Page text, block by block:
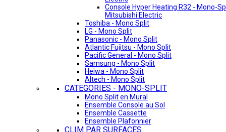
Console Hyper Heating R32 - Mono-
Mitsubishi Electric
Toshiba - Mono Split
LG - Mono Split
Panasonic - Mono Split
Atlantic Fujitsu - Mono Split
Pacific General - Mono Split
Samsung - Mono Split
Heiwa - Mono Split
Altech - Mono Split
CATEGORIES - MONO-SPLIT
Mono Split en Mural
Ensemble Console au Sol
Ensemble Cassette
Ensemble Plafonnier
CLIM PAR SURFACES